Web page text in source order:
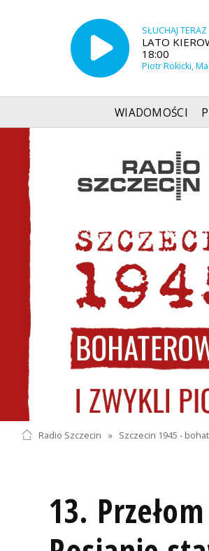
SŁUCHAJ TERAZ
LATO
18:00
Piotr Rokicki,
WIADOMOŚCI
Radio Szczecin » Szczecin 1945 -
13.